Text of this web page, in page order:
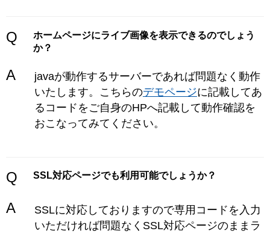
Q
ホームページにライブ画像を表示できるのでしょう
か？
A
javaが動作するサーバーであれば問題なく動作
いたします。こちらのデモページに記載してあ
るコードをご自身のHPへ記載して動作確認を
おこなってみてください。
Q SSL対応ページでも利用可能でしょうか？
A
SSLに対応しておりますので専用コードを入力
いただければ問題なくSSL対応ページのままラ